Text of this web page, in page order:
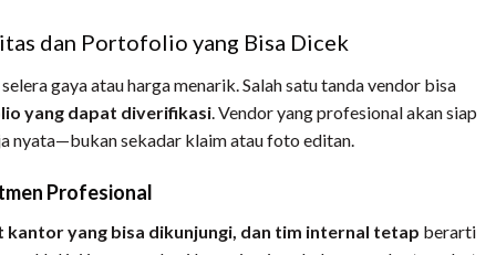
dan Portofolio yang Bisa Dicek
gaya atau harga menarik. Salah satu tanda vendor bisa
yang dapat diverifikasi. Vendor yang profesional akan siap
nyata—bukan sekadar klaim atau foto editan.
Profesional
kantor yang bisa dikunjungi, dan tim internal tetap berarti